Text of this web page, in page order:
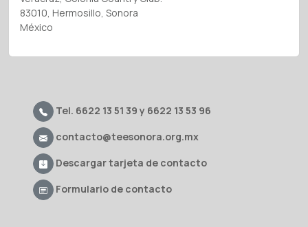
83010, Hermosillo, Sonora
México
Tel. 6622 13 51 39 y 6622 13 53 96
contacto@teesonora.org.mx
Descargar tarjeta de contacto
Formulario de contacto